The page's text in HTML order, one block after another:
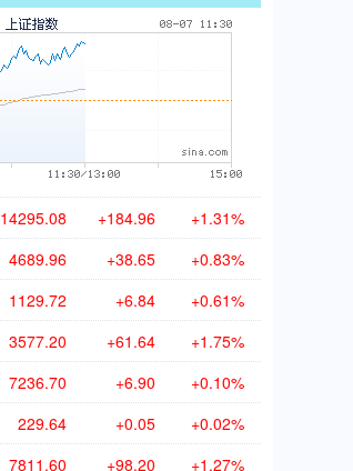
14295.08 +184.96 +1.31%
4689.96 +38.65 +0.83%
1129.72 +6.84 +0.61%
3577.20 +61.64 +1.75%
7236.70 +6.90 +0.10%
229.64 +0.05 +0.02%
7811.60 +98.20 +1.27%